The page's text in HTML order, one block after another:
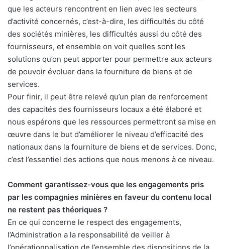
que les acteurs rencontrent en lien avec les secteurs
d’activité concernés, c’est-à-dire, les difficultés du côté
des sociétés minières, les difficultés aussi du côté des
fournisseurs, et ensemble on voit quelles sont les
solutions qu’on peut apporter pour permettre aux acteurs
de pouvoir évoluer dans la fourniture de biens et de
services.
Pour finir, il peut être relevé qu’un plan de renforcement
des capacités des fournisseurs locaux a été élaboré et
nous espérons que les ressources permettront sa mise en
œuvre dans le but d’améliorer le niveau d’efficacité des
nationaux dans la fourniture de biens et de services. Donc,
c’est l’essentiel des actions que nous menons à ce niveau.
Comment garantissez-vous que les engagements pris
par les compagnies minières en faveur du contenu local
ne restent pas théoriques ?
En ce qui concerne le respect des engagements,
l’Administration a la responsabilité de veiller à